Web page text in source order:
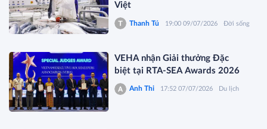
Việt
Thanh Tú 19:00 09/07/2026 Đời sống
VEHA nhận Giải thưởng Đặc
biệt tại RTA-SEA Awards 2026
Anh Thi 17:52 07/07/2026 Du lịch